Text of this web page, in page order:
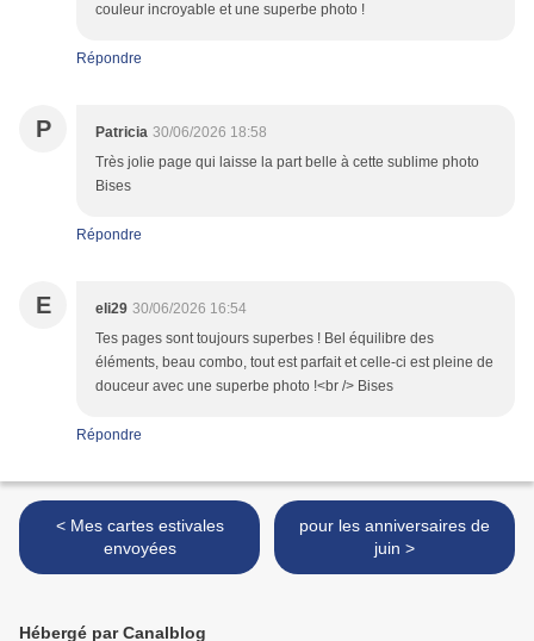
couleur incroyable et une superbe photo !
Répondre
P Patricia 30/06/2026 18:58
Très jolie page qui laisse la part belle à cette sublime photo
Bises
Répondre
E eli29 30/06/2026 16:54
Tes pages sont toujours superbes ! Bel équilibre des
éléments, beau combo, tout est parfait et celle-ci est pleine de
douceur avec une superbe photo !<br /> Bises
Répondre
< Mes cartes estivales
envoyées
pour les anniversaires de
juin >
Hébergé par Canalblog